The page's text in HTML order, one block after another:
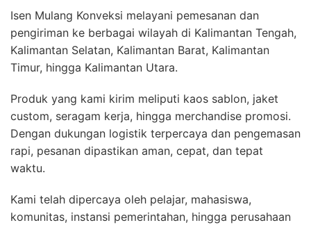
Isen Mulang Konveksi melayani pemesanan dan
pengiriman ke berbagai wilayah di Kalimantan Tengah,
Kalimantan Selatan, Kalimantan Barat, Kalimantan
Timur, hingga Kalimantan Utara.
Produk yang kami kirim meliputi kaos sablon, jaket
custom, seragam kerja, hingga merchandise promosi.
Dengan dukungan logistik terpercaya dan pengemasan
rapi, pesanan dipastikan aman, cepat, dan tepat
waktu.
Kami telah dipercaya oleh pelajar, mahasiswa,
komunitas, instansi pemerintahan, hingga perusahaan